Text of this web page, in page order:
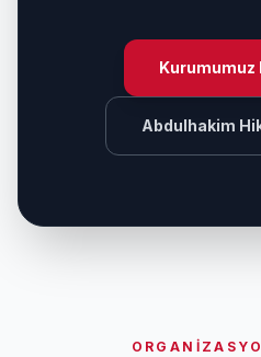
Kurumumuz
Abdulhakim